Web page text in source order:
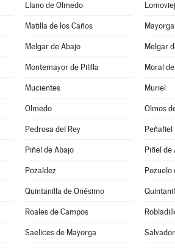
Llano de Olmedo
Matilla de los Caños Mayorga
Melgar de Abajo Melgar
Montemayor de Pililla Moral
Mucientes Muriel
Olmedo Olmos
Pedrosa del Rey Peñafiel
Piñel de Abajo Piñel de
Pozaldez Pozuelo
Quintanilla de Onésimo
Roales de Campos
Saelices de Mayorga